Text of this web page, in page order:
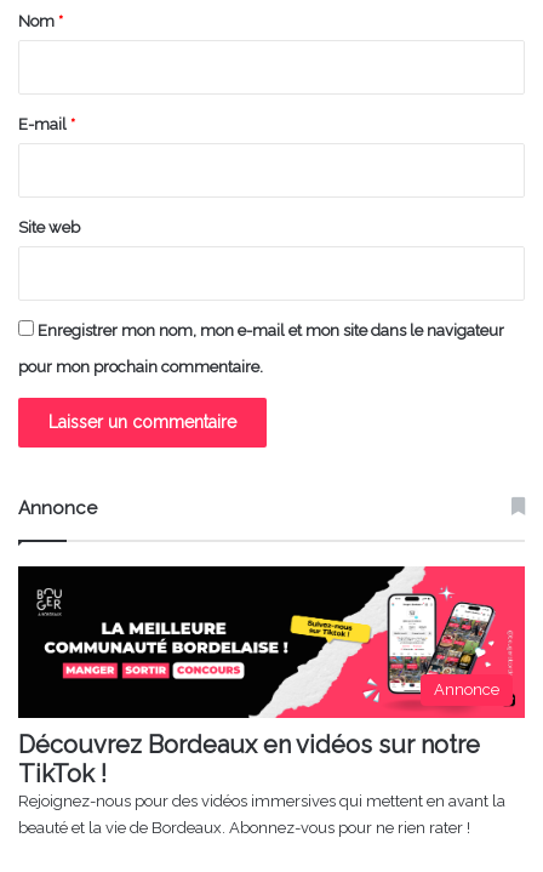
a
e
Nom *
E-mail *
Site web
Enregistrer mon nom, mon e-mail et mon site dans le navigateur
pour mon prochain commentaire.
Annonce
Annonce
Découvrez Bordeaux en vidéos sur notre
TikTok !
Rejoignez-nous pour des vidéos immersives qui mettent en avant la
beauté et la vie de Bordeaux. Abonnez-vous pour ne rien rater !